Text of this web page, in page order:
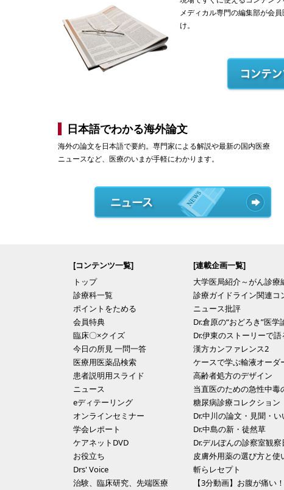
メディカル専門の編集部が会
け。
日本語でわかる海外論文
海外の論文を日本語で要約。専門家による解説や最新の国内医療
ニュースなど、医療のいまが手軽にわかります。
[コンテンツ一覧]
トップ
診療科一覧
ポイントをためる
会員特典
臨床〇×クイズ
今日の所見 一問一答
医療用医薬品検索
患者説明用スライド
ニュース
eディテーリング
オンラインセミナー
学会レポート
ケアネットDVD
お役立ち
Drs' Voice
治験、臨床研究、先端医療
[連載企画一覧]
大学医局紹介～がん診療
診療ガイドライン関連コ
ニュース批評
Dr.倉原の“おどろき”医学
Dr.伊東のストーリーで
漢方カンファレンス2
ケースで学ぶ輸液オーダ
高齢者処方のデザイン
当直医のための急性中毒
糖尿病診療コレクション
Dr.中川の論文・見聞・
Dr.中島の新・徒然草
Dr.デルぽんの診察室観察
皮膚外用薬の選び方と使
斬らレセプト